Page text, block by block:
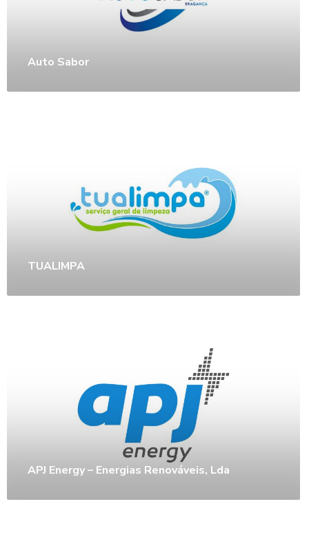
Auto Sabor
TUALIMPA
APJ Energy – Energias Renováveis, Lda